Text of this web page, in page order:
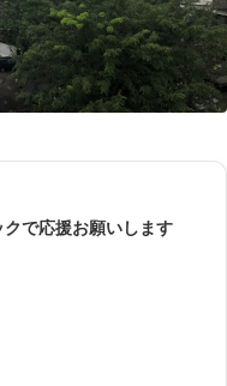
で応援お願いします